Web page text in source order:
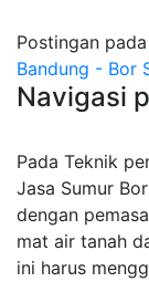
Postingan pada
Bandung - Bor
Navigasi
Pada Teknik
Jasa Sumur
dengan
mat air tanah
ini harus